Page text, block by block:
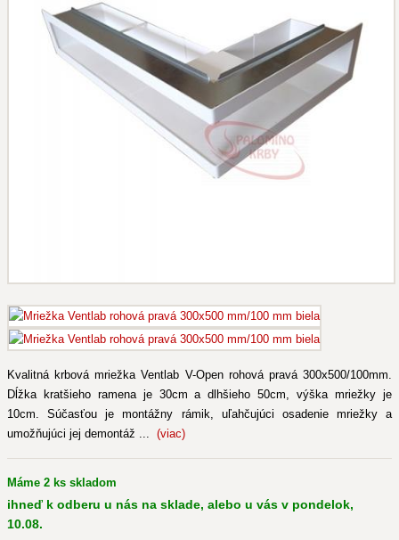
Kvalitná krbová mriežka Ventlab V-Open rohová pravá 300x500/100mm.
Dĺžka kratšieho ramena je 30cm a dlhšieho 50cm, výška mriežky je
10cm. Súčasťou je montážny rámik, uľahčujúci osadenie mriežky a
umožňujúci jej demontáž ... (viac)
Máme 2 ks skladom
ihneď k odberu u nás na sklade, alebo u vás v pondelok,
10.08.